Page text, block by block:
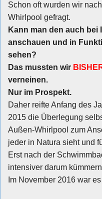
Kontakt
Impressum / Datenschutz
Schon oft wurden wir
Whirlpool gefragt.
Kann man den auch bei
anschauen und in
sehen?
Das mussten wir
verneinen.
Nur im Prospekt.
Daher reifte Anfang des
2015 die Überlegung
Außen-Whirlpool zum
jeder in Natura sieht und
Erst nach der
intensiver darum
Im November 2016 war